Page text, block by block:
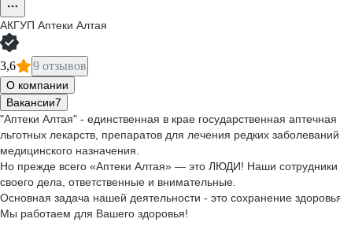
АКГУП Аптеки Алтая
3,6 9 отзывов
О компании
Вакансии7
"Аптеки Алтая" - единственная в крае государственная
льготных лекарств, препаратов для лечения редких
медицинского назначения.
Но прежде всего «Аптеки Алтая» — это ЛЮДИ! Наши
своего дела, ответственные и внимательные.
Основная задача нашей деятельности - это сохранение
Мы работаем для Вашего здоровья!